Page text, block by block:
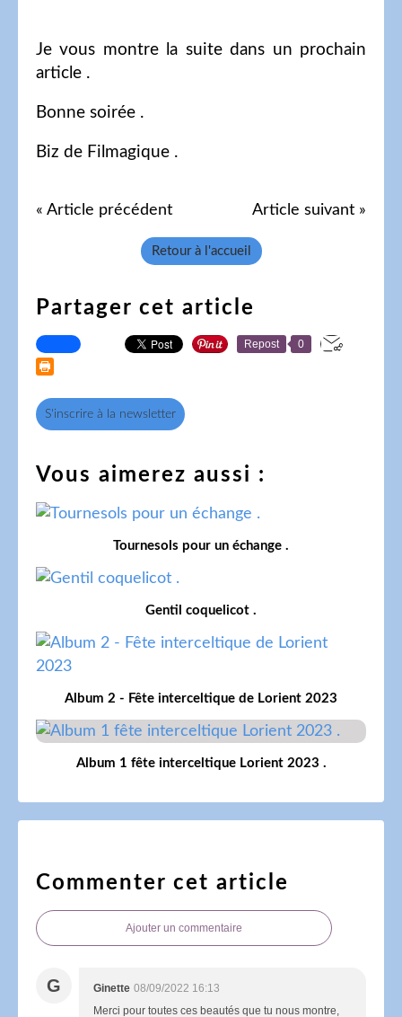
Je vous montre la suite dans un prochain
article .
Bonne soirée .
Biz de Filmagique .
« Article précédent Article suivant »
Retour à l'accueil
Partager cet article
Repost 0
S'inscrire à la newsletter
Vous aimerez aussi :
Tournesols pour un échange .
Gentil coquelicot .
Album 2 - Fête interceltique de Lorient 2023
Album 1 fête interceltique Lorient 2023 .
Commenter cet article
Ajouter un commentaire
G Ginette 08/09/2022 16:13
Merci pour toutes ces beautés que tu nous montre,